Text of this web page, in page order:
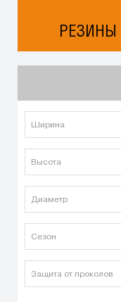
РЕЗИНЫ
Ширина
Высота
Диаметр
Сезон
Защита от проколов